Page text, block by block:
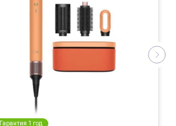
Гарантия 1 год